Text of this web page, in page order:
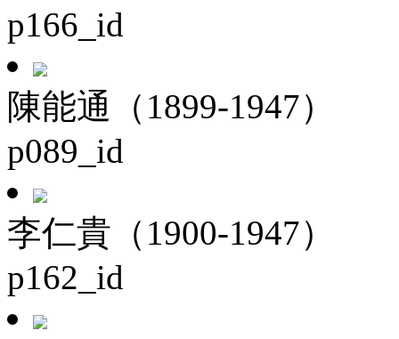
p166_id
陳能通（1899-1947）
p089_id
李仁貴（1900-1947）
p162_id